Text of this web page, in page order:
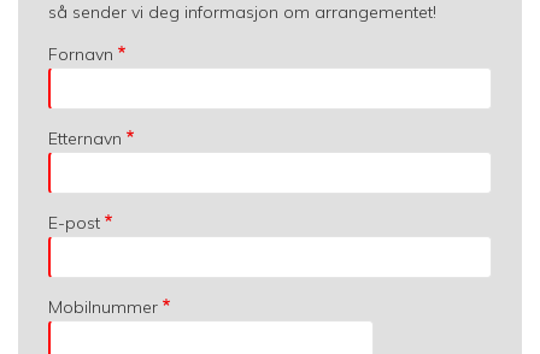
så sender vi deg informasjon om arrangementet!
Fornavn
Etternavn
E-post
Mobilnummer